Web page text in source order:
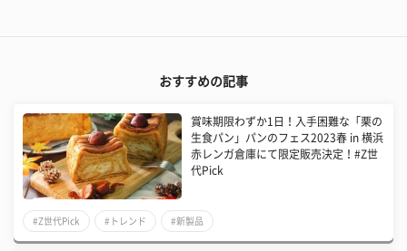
おすすめの記事
賞味期限わずか1日！入手困難な「栗の
生食パン」パンのフェス2023春 in 横浜
赤レンガ倉庫にて限定販売決定！#Z世
代Pick
#Z世代Pick #トレンド #新製品